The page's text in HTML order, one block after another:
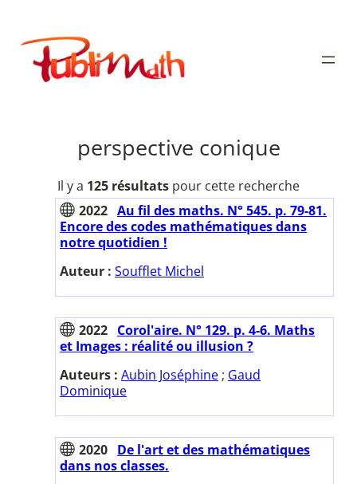
contenu
Publimath
perspective conique
Il y a 125 résultats pour cette recherche
2022 Au fil des maths. N° 545. p. 79-81.
Encore des codes mathématiques dans
notre quotidien !
Auteur : Soufflet Michel
2022 Corol'aire. N° 129. p. 4-6. Maths
et Images : réalité ou illusion ?
Auteurs : Aubin Joséphine ; Gaud
Dominique
2020 De l'art et des mathématiques
dans nos classes.